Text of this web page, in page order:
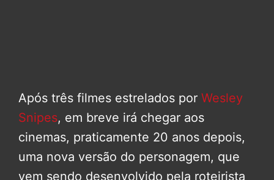
Após três filmes estrelados por Wesley
Snipes, em breve irá chegar aos
cinemas, praticamente 20 anos depois,
uma nova versão do personagem, que
vem sendo desenvolvido pela roteirista